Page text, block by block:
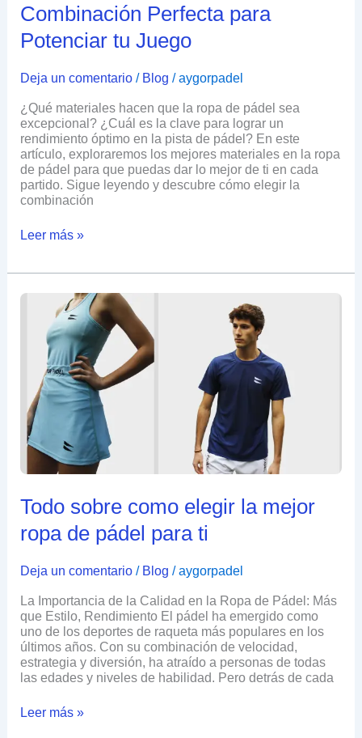
Combinación Perfecta para
Potenciar tu Juego
Deja un comentario / Blog /aygorpadel
¿Qué materiales hacen que la ropa de pádel sea
excepcional? ¿Cuál es la clave para lograr un
rendimiento óptimo en la pista de pádel? En este
artículo, exploraremos los mejores materiales en la ropa
de pádel para que puedas dar lo mejor de ti en cada
partido. Sigue leyendo y descubre cómo elegir la
combinación
Leer más »
Todo sobre como elegir la mejor
ropa de pádel para ti
Deja un comentario / Blog / aygorpadel
La Importancia de la Calidad en la Ropa de Pádel: Más
que Estilo, Rendimiento El pádel ha emergido como
uno de los deportes de raqueta más populares en los
últimos años. Con su combinación de velocidad,
estrategia y diversión, ha atraído a personas de todas
las edades y niveles de habilidad. Pero detrás de cada
Todo
como
elegir
mejor
ropa
de
pádel
para
Leer más »